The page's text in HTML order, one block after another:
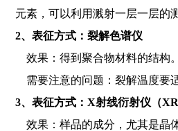
元素，可以利用溅射一层一层的
2、表征方式：裂解色谱仪
效果：得到聚合物材料的结构。
需要注意的问题：裂解温度要
3、表征方式：X射线衍射仪（
效果：样品的成分，尤其是晶